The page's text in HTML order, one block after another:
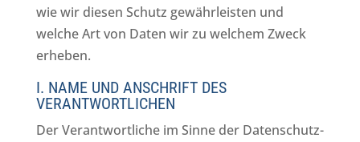
wie wir diesen Schutz gewährleisten und
welche Art von Daten wir zu welchem Zweck
erheben.
I. NAME UND ANSCHRIFT DES
VERANTWORTLICHEN
Der Verantwortliche im Sinne der Datenschutz-